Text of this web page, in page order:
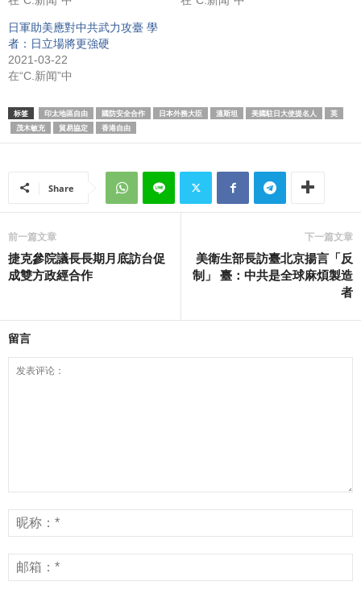
日軍助美應對中共武力攻臺 學
者：日立場將更強硬
2021-03-22
在“C.新闻”中
标签 印太地區自由 國防安全合作 日本外務大臣 溫斯坦 美國駐日大使提名人
英
茂木敏充
貿易協定 香港自由
Share
前一篇文章
捷克參院議長長期月底訪台促
成雙方政經合作
下一篇文章
美衛生部長訪臺北京揚言「反
制」 臺：中共是全球麻煩製造
者
留言